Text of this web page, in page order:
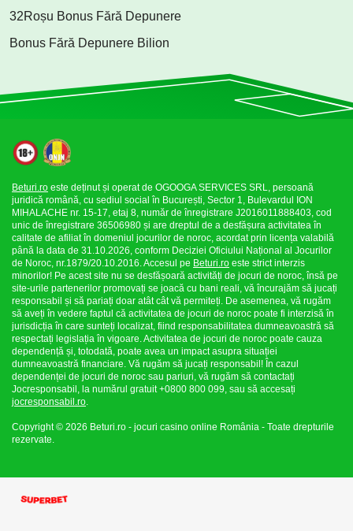
32Roșu Bonus Fără Depunere
Bonus Fără Depunere Bilion
Beturi.ro este deținut și operat de OGOOGA SERVICES SRL, persoană
juridică română, cu sediul social în București, Sector 1, Bulevardul ION
MIHALACHE nr. 15-17, etaj 8, număr de înregistrare J2016011888403, cod
unic de înregistrare 36506980 și are dreptul de a desfășura activitatea în
calitate de afiliat în domeniul jocurilor de noroc, acordat prin licența valabilă
până la data de 31.10.2026, conform Deciziei Oficiului Național al Jocurilor
de Noroc, nr.1879/20.10.2016. Accesul pe Beturi.ro este strict interzis
minorilor! Pe acest site nu se desfășoară activități de jocuri de noroc, însă pe
site-urile partenerilor promovați se joacă cu bani reali, vă încurajăm să jucați
responsabil și să pariați doar atât cât vă permiteți. De asemenea, vă rugăm
să aveți în vedere faptul că activitatea de jocuri de noroc poate fi interzisă în
jurisdicția în care sunteți localizat, fiind responsabilitatea dumneavoastră să
respectați legislația în vigoare. Activitatea de jocuri de noroc poate cauza
dependență și, totodată, poate avea un impact asupra situației
dumneavoastră financiare. Vă rugăm să jucați responsabil! În cazul
dependenței de jocuri de noroc sau pariuri, vă rugăm să contactați
Jocresponsabil, la numărul gratuit +0800 800 099, sau să accesați
jocresponsabil.ro
Copyright © 2026 Beturi.ro - jocuri casino online România - Toate drepturile
rezervate.